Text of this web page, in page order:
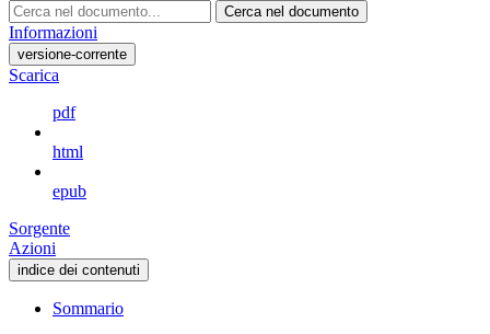
Cerca nel documento
Informazioni
versione-corrente
Scarica
pdf
html
epub
Sorgente
Azioni
indice dei contenuti
Sommario